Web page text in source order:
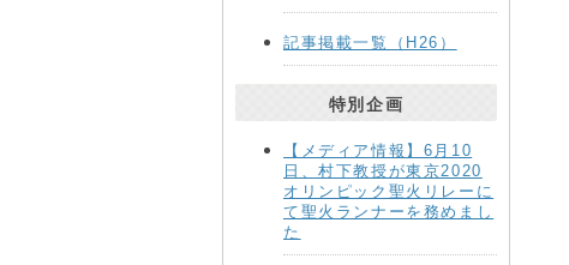
記事掲載一覧（H26）
特別企画
【メディア情報】6月10
日、村下教授が東京2020
オリンピック聖火リレーに
て聖火ランナーを務めまし
た